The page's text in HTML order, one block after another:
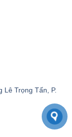
Lê Trọng Tấn, P.